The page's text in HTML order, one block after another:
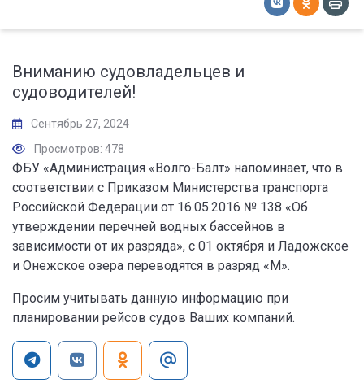
Вниманию судовладельцев и
судоводителей!
Сентябрь 27, 2024
Просмотров: 478
ФБУ «Администрация «Волго-Балт» напоминает, что в
соответствии с Приказом Министерства транспорта
Российской Федерации от 16.05.2016 № 138 «Об
утверждении перечней водных бассейнов в
зависимости от их разряда», с 01 октября и Ладожское
и Онежское озера переводятся в разряд «М».
Просим учитывать данную информацию при
планировании рейсов судов Ваших компаний.